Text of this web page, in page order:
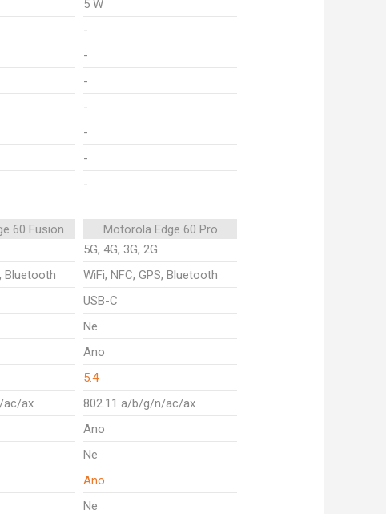
5 W
-
-
-
-
-
-
-
60 Fusion
Motorola Edge 60 Pro
5G, 4G, 3G, 2G
Bluetooth
WiFi, NFC, GPS, Bluetooth
USB-C
Ne
Ano
5.4
ac/ax
802.11 a/b/g/n/ac/ax
Ano
Ne
Ano
Ne